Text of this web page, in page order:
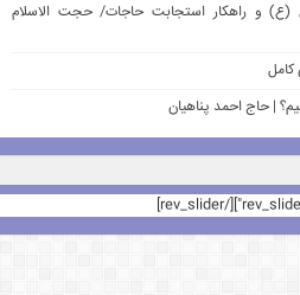
(ع) و راهکار استجابت حاجات/ حجت الاسلام
کامل
| حاج احمد پناهیان